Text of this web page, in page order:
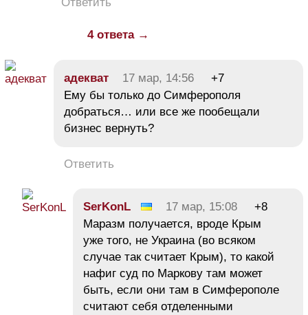
4 ответа →
адекват 17 мар, 14:56
+7
Ему бы только до Симферополя
добраться… или все же пообещали
бизнес вернуть?
Ответить
SerKonL 17 мар, 15:08
+8
Маразм получается, вроде Крым
уже того, не Украина (во всяком
случае так считает Крым), то какой
нафиг суд по Маркову там может
быть, если они там в Симферополе
считают себя отделенными